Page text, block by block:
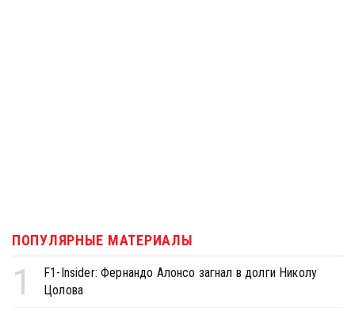
ПОПУЛЯРНЫЕ МАТЕРИАЛЫ
1
F1-Insider: Фернандо Алонсо загнал в долги Николу
Цолова